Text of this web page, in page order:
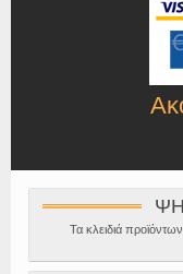
Τα κλειδιά